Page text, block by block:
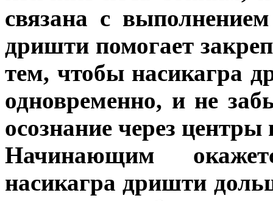
связана с
дришти помогает
тем, чтобы насикагра
одновременно, и не
осознание через
Начинающим
насикагра дришти